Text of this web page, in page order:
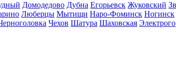
Домодедово Дубна Егорьевск Жуковский
Люберцы Мытищи Наро-Фоминск Ногинск
Чехов Шатура Шаховская